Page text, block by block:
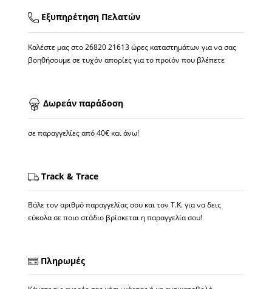
Εξυπηρέτηση Πελατών
Καλέστε μας στο26820 21613ώρες καταστημάτων για να σας
βοηθήσουμε σε τυχόν απορίες για το προϊόν που βλέπετε
Δωρεάν παράδοση
σε παραγγελίες από 40€ και άνω!
Track & Trace
Βάλε τον αριθμό παραγγελίας σου και τον Τ.Κ. για να δεις
εύκολα σε ποιο στάδιο βρίσκεται η παραγγελία σου!
Πληρωμές